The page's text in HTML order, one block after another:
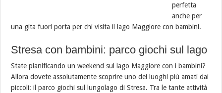
perfetta
anche per
una gita fuori porta per chi visita il lago Maggiore con bambini.
Stresa con bambini: parco giochi sul lago
State pianificando un weekend sul lago Maggiore con i bambini?
Allora dovete assolutamente scoprire uno dei luoghi più amati dai
piccoli: il parco giochi sul lungolago di Stresa. Tra le tante attività